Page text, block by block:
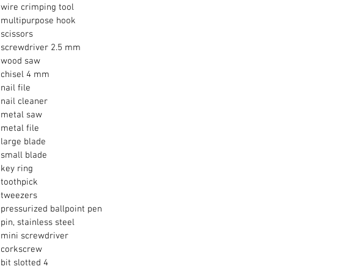
wire crimping tool
multipurpose hook
scissors
screwdriver 2.5 mm
wood saw
chisel 4 mm
nail file
nail cleaner
metal saw
metal file
large blade
small blade
key ring
toothpick
tweezers
pressurized ballpoint pen
pin, stainless steel
mini screwdriver
corkscrew
bit slotted 4